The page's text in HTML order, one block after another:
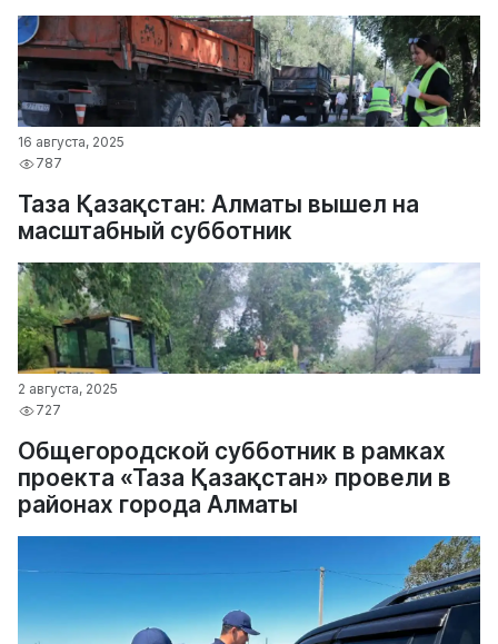
16 августа, 2025
787
Таза Қазақстан: Алматы вышел на
масштабный субботник
2 августа, 2025
727
Общегородской субботник в рамках
проекта «Таза Қазақстан» провели в
районах города Алматы